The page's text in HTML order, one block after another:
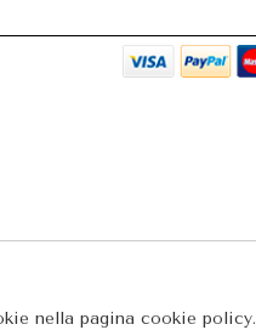
nella pagina cookie policy.